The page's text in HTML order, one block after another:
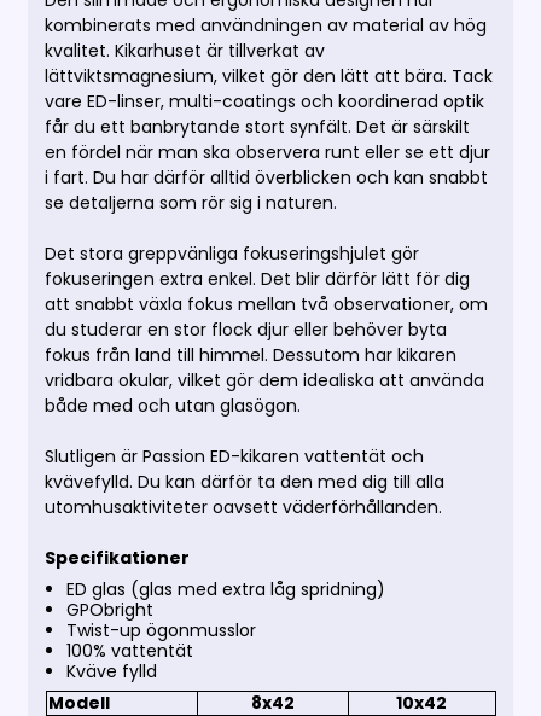
kombinerats med användningen av material av hög
kvalitet. Kikarhuset är tillverkat av
lättviktsmagnesium, vilket gör den lätt att bära. Tack
vare ED-linser, multi-coatings och koordinerad optik
får du ett banbrytande stort synfält. Det är särskilt
en fördel när man ska observera runt eller se ett djur
i fart. Du har därför alltid överblicken och kan snabbt
se detaljerna som rör sig i naturen.
Det stora greppvänliga fokuseringshjulet gör
fokuseringen extra enkel. Det blir därför lätt för dig
att snabbt växla fokus mellan två observationer, om
du studerar en stor flock djur eller behöver byta
fokus från land till himmel. Dessutom har kikaren
vridbara okular, vilket gör dem idealiska att använda
både med och utan glasögon.
Slutligen är Passion ED-kikaren vattentät och
kvävefylld. Du kan därför ta den med dig till alla
utomhusaktiviteter oavsett väderförhållanden.
Specifikationer
ED glas (glas med extra låg spridning)
GPObright
Twist-up ögonmusslor
100% vattentät
Kväve fylld
Modell
8x42
10x42